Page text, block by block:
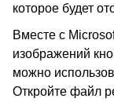
которое будет
Вместе с
изображений
можно
Откройте файл